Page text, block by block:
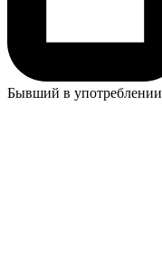
Бывший в употреблении